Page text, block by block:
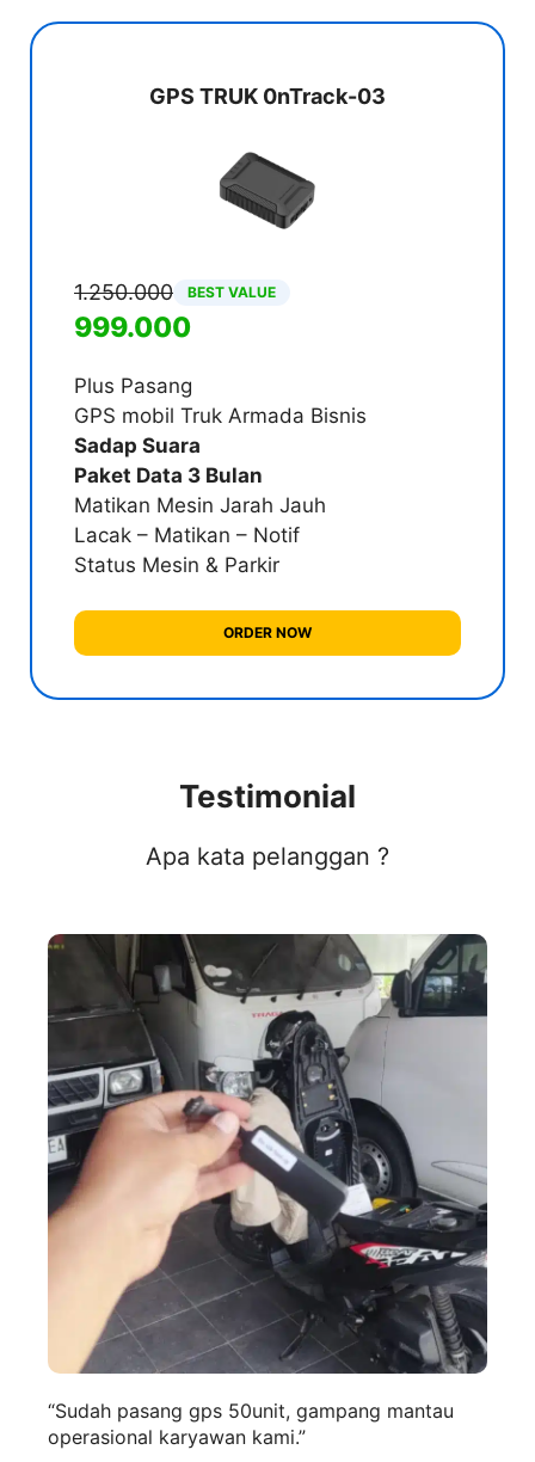
GPS TRUK 0nTrack-03
1.250.000 BEST VALUE
999.000
Plus Pasang
GPS mobil Truk Armada Bisnis
Sadap Suara
Paket Data 3 Bulan
Matikan Mesin Jarah Jauh
Lacak – Matikan – Notif
Status Mesin & Parkir
ORDER NOW
Testimonial
Apa kata pelanggan ?
“Sudah pasang gps 50unit, gampang mantau
operasional karyawan kami.”